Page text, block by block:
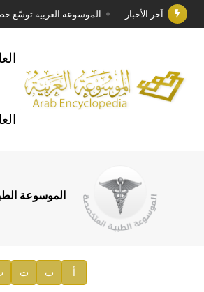
آخر الأخبار الموسوعة العربية توسّع
جائزة مجمع الملك سلمان
الأستاذ إياد خالد الطباع
السيد محمد ياسين صالح
توصيات مجلس الإدارة
صدور المجلد السابع من
إعلان..
الموسوعة
أ ب ت